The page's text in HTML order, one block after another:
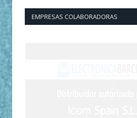
EMPRESAS COLABORADORAS